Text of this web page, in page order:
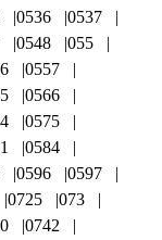
0536
0537
0548
055
0557
0566
0575
0584
0596
0597
0725
073
0742